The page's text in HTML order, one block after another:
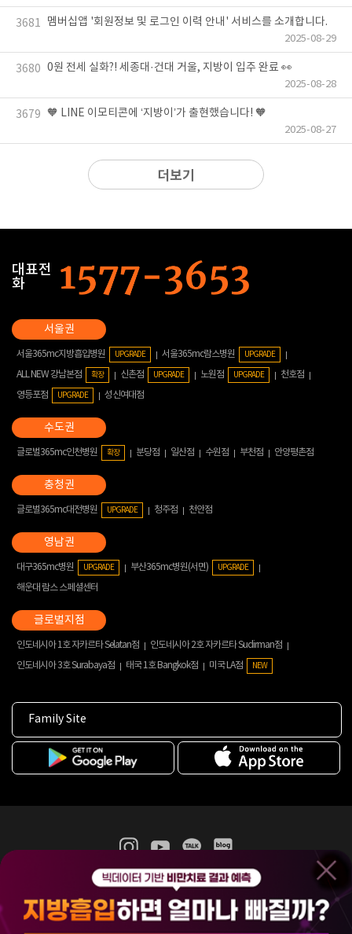
3681 멤버십앱 '회원정보 및 로그인 이력 안내' 서비스를 소개합니다.
2025-08-29
3680 0원 전세 실화?! 세종대·건대 거울, 지방이 입주 완료 👀
2025-08-28
3679 🧡 LINE 이모티콘에 ‘지방이’가 출현했습니다! 🧡
2025-08-27
더보기
대표전
화
서울365mc지방흡입병원 UPGRADE 서울365mc람스병원 UPGRADE
ALL NEW 강남본점 확장 신촌점 UPGRADE 노원점 UPGRADE
천호점
영등포점
UPGRADE 성신여대점
글로벌365mc인천병원 확장 분당점 일산점 수원점 부천점 안양평촌점
글로벌365mc대전병원 UPGRADE 청주점 천안점
대구365mc병원 UPGRADE 부산365mc병원(서면) UPGRADE
해운대 람스 스페셜센터
인도네시아 1호 자카르타 Selatan점
인도네시아 2호 자카르타 Sudirman점
인도네시아 3호 Surabaya점
태국 1호 Bangkok점 미국 LA점 NEW
Family Site
365mc 병·의원 이용약관
홈페이지 이용약관
비급여진료수가
(주)365mcㅣ서울특별시 서초구 서초대로52길 7, 3~4층(서초동, 제일빌딩)